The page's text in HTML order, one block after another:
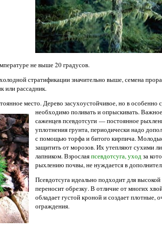
не выше 20 градусов.
стратификации значительно выше, семена
или рассадник.
место. Дерево засухоустойчивое, но в
необходимо поливать и опрыскивать.
саженцев псевдотсуги — постоянное
уплотнения грунта, периодически надо
с помощью торфа и битого кирпича.
защитить от морозов. Их утепляют сухими
лапником. Взрослаяпсевдотсуга, уходза
рыхлению почвы, не нуждается в
Псевдотсуга идеально подходит для
переносит обрезку. В отличие от многих
обладает густой кроной и создает плотные,
ограждения.